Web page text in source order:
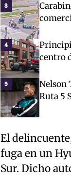
3
4
centro
5
Nelson
Ruta 5
El
fuga en un
Sur. Dicho